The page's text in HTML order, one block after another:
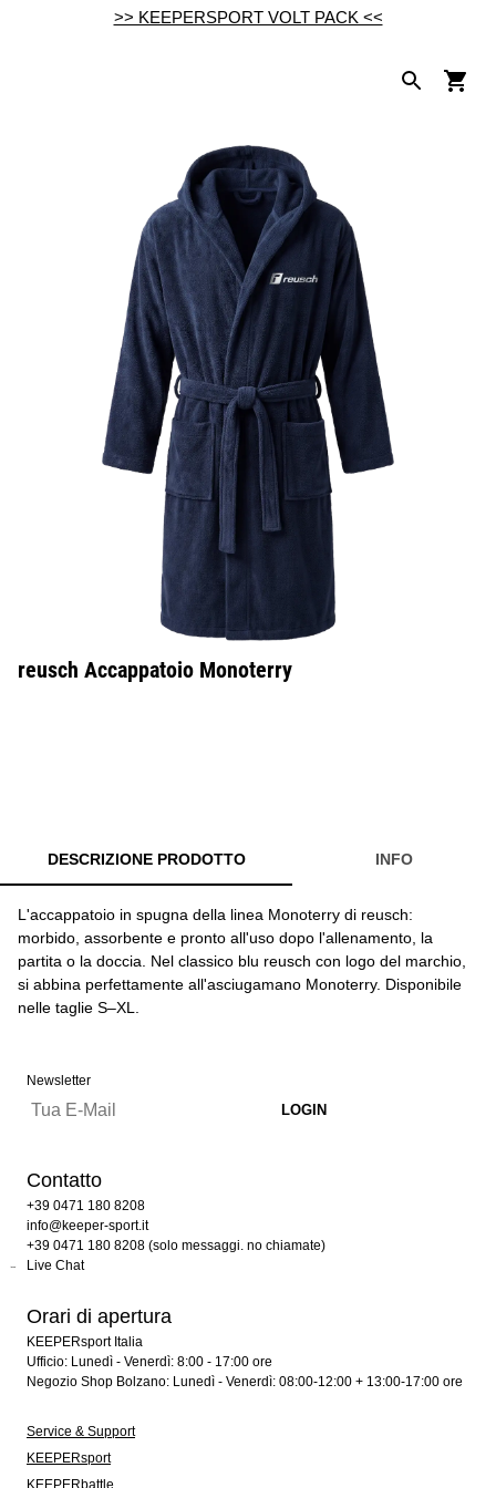
>> KEEPERSPORT VOLT PACK <<
reusch Accappatoio Monoterry
DESCRIZIONE PRODOTTO INFO
L'accappatoio in spugna della linea Monoterry di reusch:
morbido, assorbente e pronto all'uso dopo l'allenamento, la
partita o la doccia. Nel classico blu reusch con logo del marchio,
si abbina perfettamente all'asciugamano Monoterry. Disponibile
nelle taglie S–XL.
Newsletter
Contatto
+39 0471 180 8208
info@keeper-sport.it
+39 0471 180 8208 (solo messaggi. no chiamate)
Live Chat
Orari di apertura
KEEPERsport Italia
Ufficio: Lunedì - Venerdì: 8:00 - 17:00 ore
Negozio Shop Bolzano: Lunedì - Venerdì: 08:00-12:00 + 13:00-17:00 ore
Service & Support
KEEPERsport
KEEPERbattle